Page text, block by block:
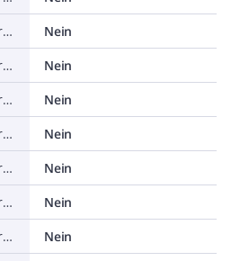
Unterstützt Protokoll für ASI
Nein
Unterstützt Protokoll für KNX
Nein
Unterstützt Protokoll für Modbus
Nein
Unterstützt Protokoll für Data-Highway
Nein
Unterstützt Protokoll für DeviceNet
Nein
Unterstützt Protokoll für SUCONET
Nein
Unterstützt Protokoll für LON
Nein